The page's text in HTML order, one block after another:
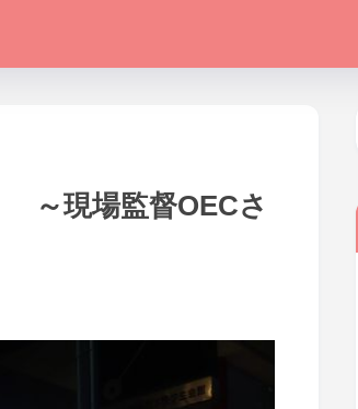
～現場監督OECさ